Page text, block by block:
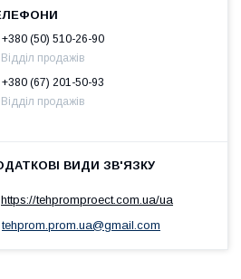
+380 (50) 510-26-90
Відділ продажів
+380 (67) 201-50-93
Відділ продажів
https://tehpromproect.com.ua/ua
tehprom.prom.ua@gmail.com